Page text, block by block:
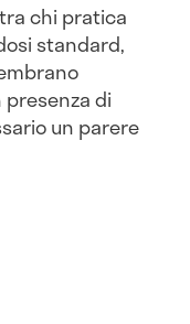
chi pratica
standard,
di
un parere